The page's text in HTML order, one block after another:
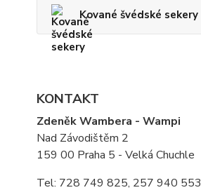
Kované švédské sekery
KONTAKT
Zdeněk Wambera - Wampi
Nad Závodištěm 2
159 00 Praha 5 - Velká Chuchle
Tel: 728 749 825, 257 940 553